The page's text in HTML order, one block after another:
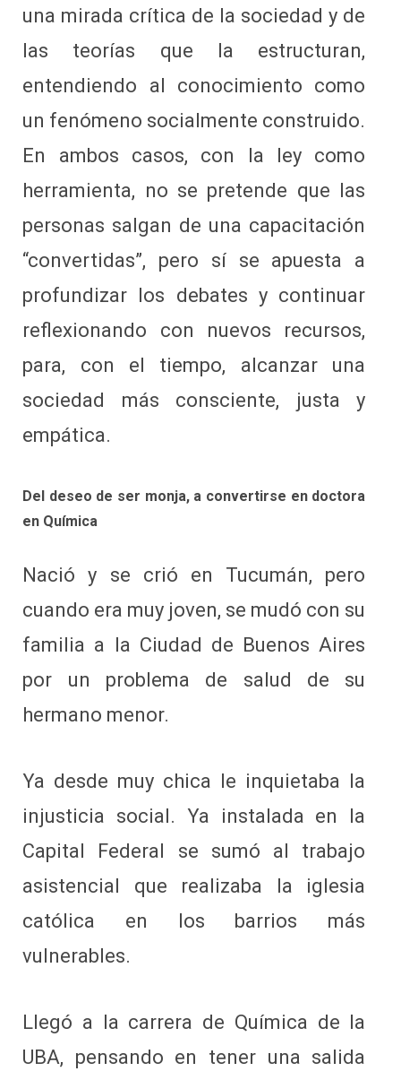
una mirada crítica de la sociedad y de
las teorías que la estructuran,
entendiendo al conocimiento como
un fenómeno socialmente construido.
En ambos casos, con la ley como
herramienta, no se pretende que las
personas salgan de una capacitación
“convertidas”, pero sí se apuesta a
profundizar los debates y continuar
reflexionando con nuevos recursos,
para, con el tiempo, alcanzar una
sociedad más consciente, justa y
empática.
Del deseo de ser monja, a convertirse en doctora
en Química
Nació y se crió en Tucumán, pero
cuando era muy joven, se mudó con su
familia a la Ciudad de Buenos Aires
por un problema de salud de su
hermano menor.
Ya desde muy chica le inquietaba la
injusticia social. Ya instalada en la
Capital Federal se sumó al trabajo
asistencial que realizaba la iglesia
católica en los barrios más
vulnerables.
Llegó a la carrera de Química de la
UBA, pensando en tener una salida